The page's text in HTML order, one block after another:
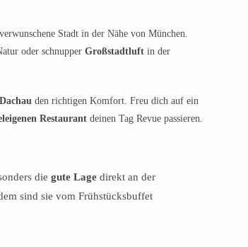
Stadt in der Nähe von München.
oder schnupper Großstadtluft in der
den richtigen Komfort. Freu dich auf ein
Restaurant deinen Tag Revue passieren.
die gute Lage direkt an der
sind sie vom Frühstücksbuffet